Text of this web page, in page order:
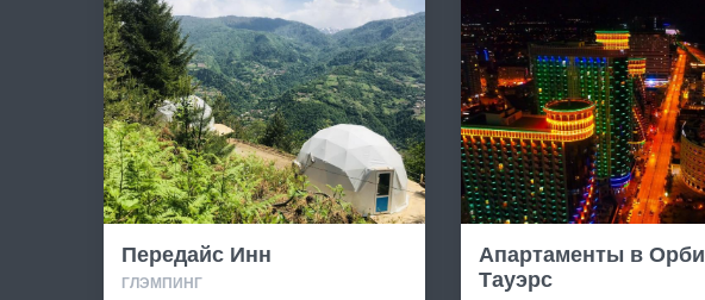
Передайс Инн
ГЛЭМПИНГ
Апартаменты в Орби
Тауэрс